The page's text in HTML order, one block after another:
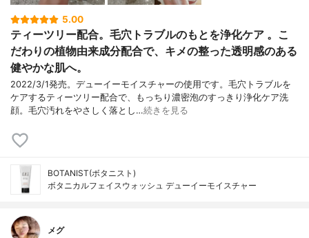
5.00
ティーツリー配合。毛穴トラブルのもとを浄化ケア 。こ
だわりの植物由来成分配合で、キメの整った透明感のある
健やかな肌へ。
2022/3/1発売。デューイーモイスチャーの使用です。毛穴トラブルを
ケアするティーツリー配合で、もっちり濃密泡のすっきり浄化ケア洗
顔。毛穴汚れをやさしく落とし…続きを見る
BOTANIST(ボタニスト)
ボタニカルフェイスウォッシュ デューイーモイスチャー
メグ